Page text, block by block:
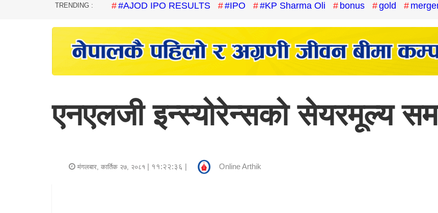
TRENDING : #AJOD IPO RESULTS #IPO #KP Sharma Oli bonus gold
एनएलजी इन्स्योरेन्सको सेयरमूल्य
मंगलबार, कार्तिक २७, २०८१ | ११:२२:३६ | Online Arthik